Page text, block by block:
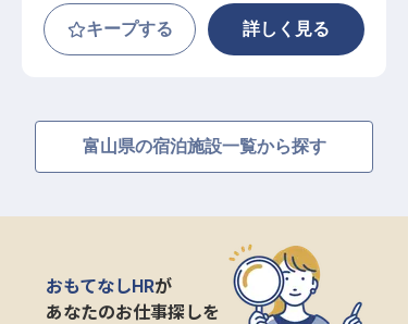
キープする 詳しく見る
富山県の宿泊施設一覧から探す
おもてなしHRが
あなたのお仕事探しを